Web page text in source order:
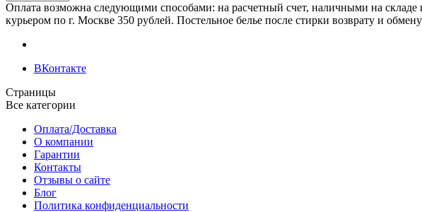
Оплата возможна следующими способами: на расчетный счет, наличными на
курьером по г. Москве 350 рублей. Постельное белье после стирки возврату и
ВКонтакте
Страницы
Все категории
Оплата/Доставка
О компании
Гарантии
Контакты
Отзывы о сайте
Блог
Политика конфиденциальности